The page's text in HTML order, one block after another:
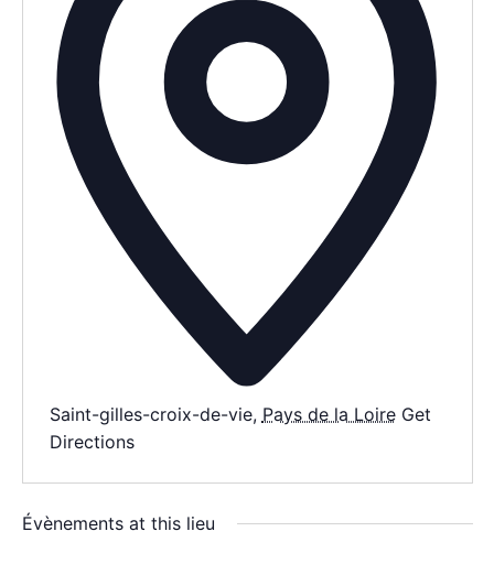
AGENDA
SPECTACLE
À PROPOS
CONTACT
Saint-gilles-croix-de-vie, Pays de la Loire Get
Directions
Évènements at this lieu